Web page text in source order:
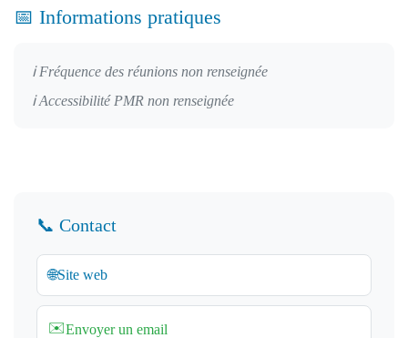
📅 Informations pratiques
ℹ️ Fréquence des réunions non renseignée
ℹ️ Accessibilité PMR non renseignée
📞 Contact
🌐Site web
✉️Envoyer un email